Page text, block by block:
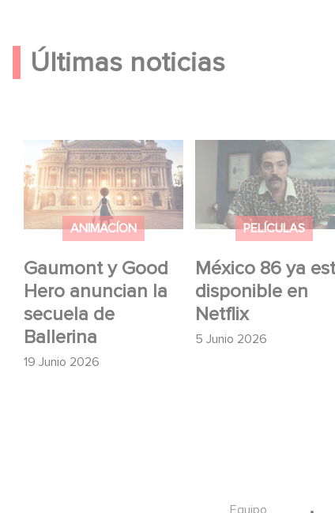
Últimas noticias
ANIMACÍON
Gaumont y Good
Hero anuncian la
secuela de
Ballerina
19 Junio 2026
Gaumont y Good Hero
anuncian la secuela de
Ballerina
PELÍCULAS
México 86 ya
disponible en
Netflix
5 Junio 2026
México 86 ya está
disponible en
Equipo